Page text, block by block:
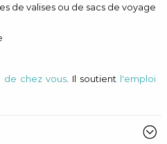
de valises ou de sacs de voyage
de chez vous. Il soutient l'emploi